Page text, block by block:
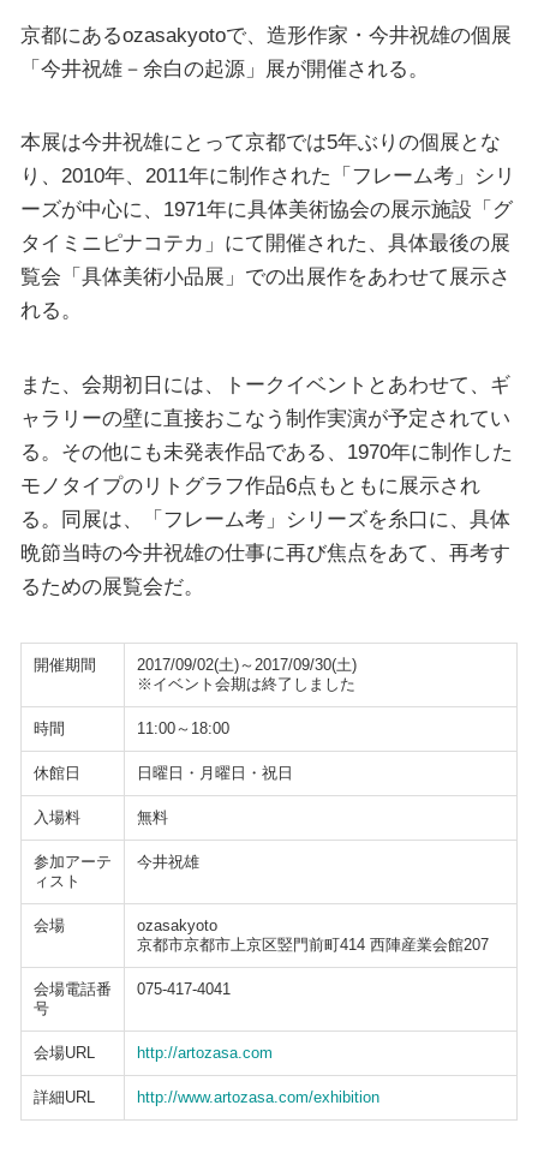
京都にあるozasakyotoで、造形作家・今井祝雄の個展
「今井祝雄－余白の起源」展が開催される。
本展は今井祝雄にとって京都では5年ぶりの個展とな
り、2010年、2011年に制作された「フレーム考」シリ
ーズが中心に、1971年に具体美術協会の展示施設「グ
タイミニピナコテカ」にて開催された、具体最後の展
覧会「具体美術小品展」での出展作をあわせて展示さ
れる。
また、会期初日には、トークイベントとあわせて、ギ
ャラリーの壁に直接おこなう制作実演が予定されてい
る。その他にも未発表作品である、1970年に制作した
モノタイプのリトグラフ作品6点もともに展示され
る。同展は、「フレーム考」シリーズを糸口に、具体
晩節当時の今井祝雄の仕事に再び焦点をあて、再考す
るための展覧会だ。
開催期間
2017/09/02(土)～2017/09/30(土)
※イベント会期は終了しました
時間 11:00～18:00
休館日 日曜日・月曜日・祝日
入場料 無料
参加アーテ
ィスト
今井祝雄
会場
ozasakyoto
京都市京都市上京区竪門前町414 西陣産業会館207
会場電話番
号
075-417-4041
会場URL http://artozasa.com
詳細URL http://www.artozasa.com/exhibition